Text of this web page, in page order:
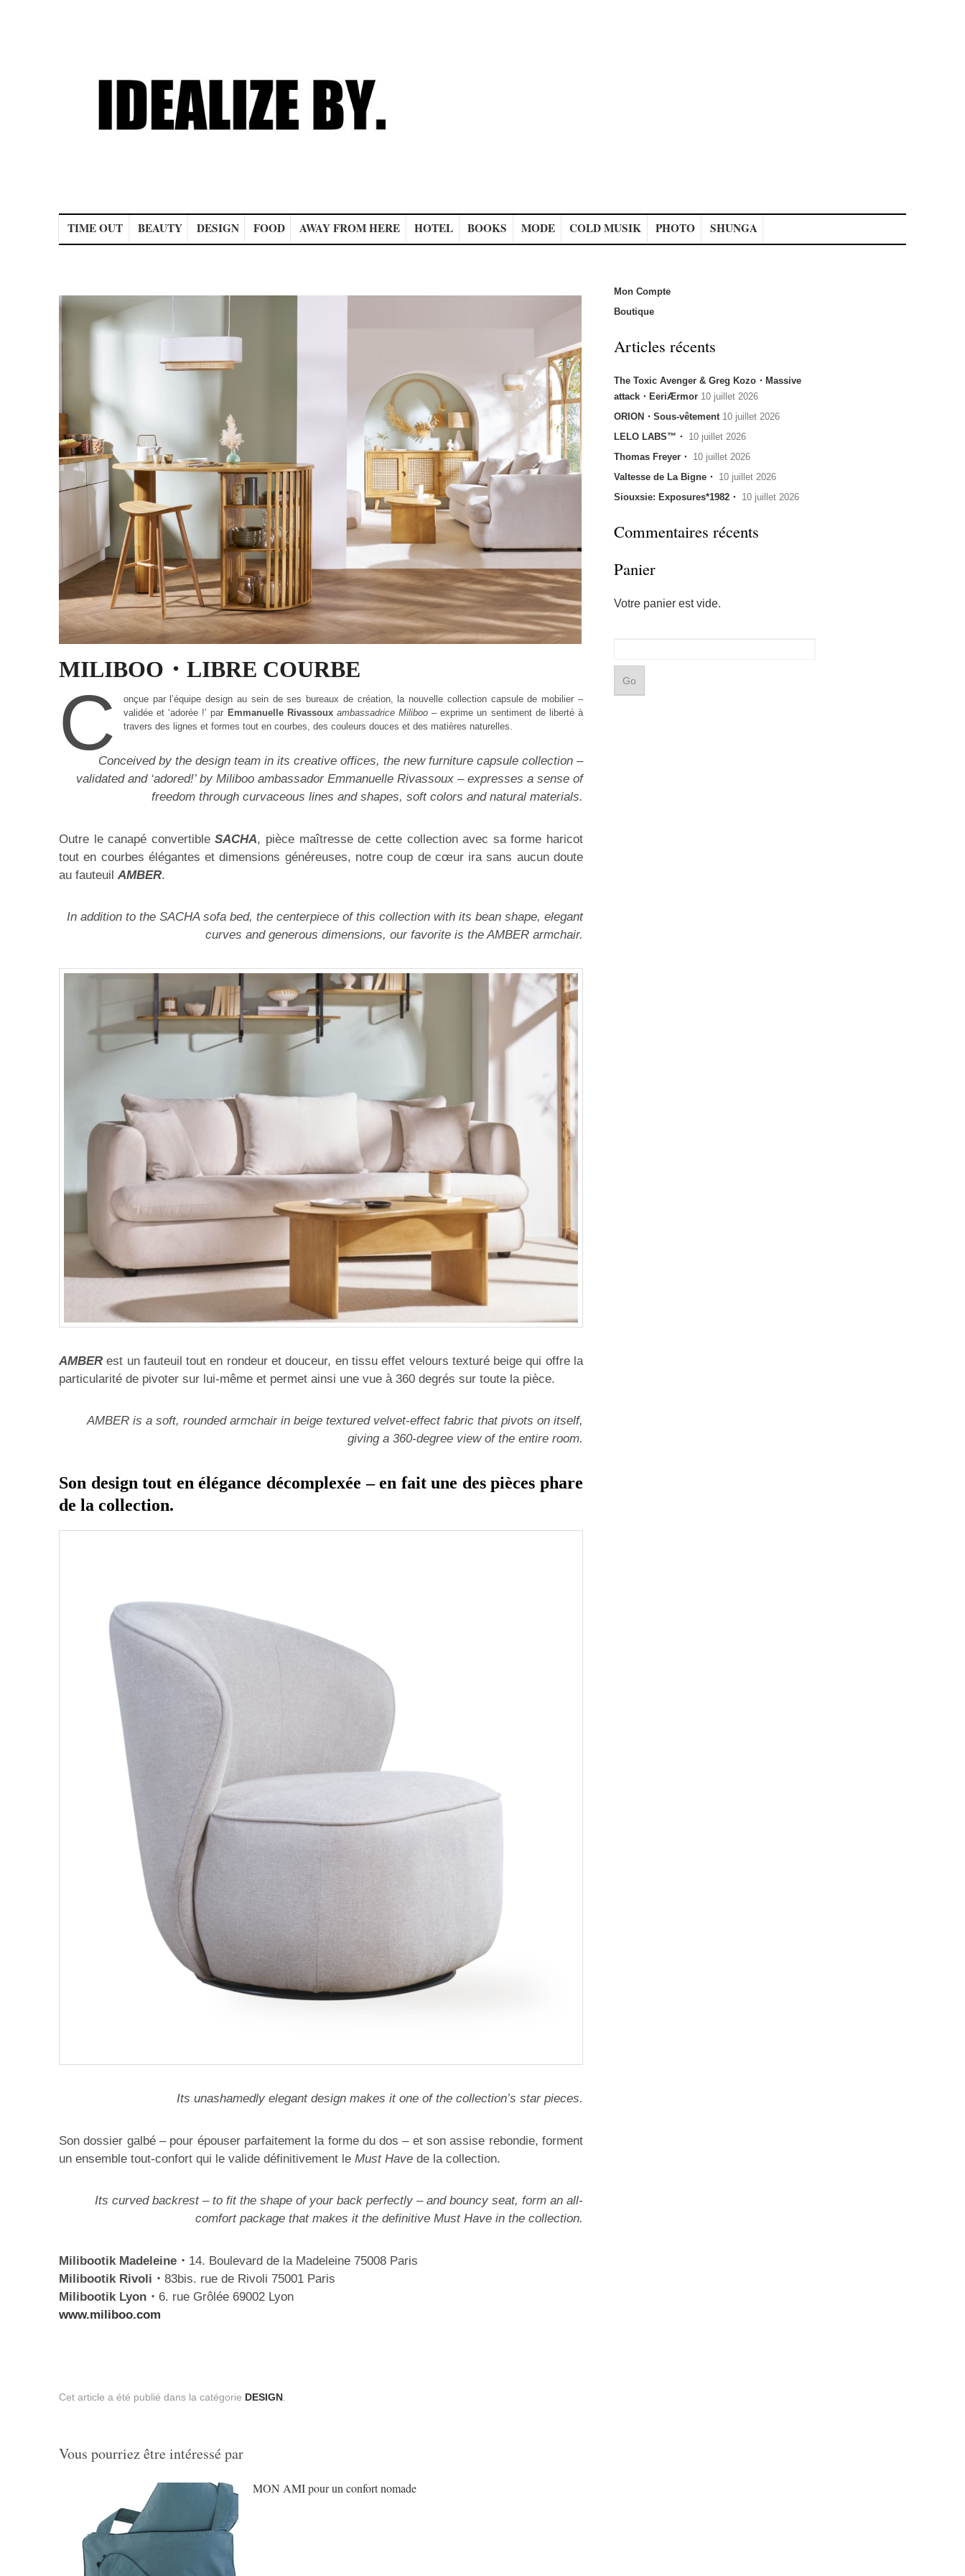
TIME OUT BEAUTY DESIGN FOOD AWAY FROM HERE HOTEL BOOKS MODE COLD MUSIK PHOTO SHUNGA
Post navigation
MILIBOO・LIBRE COURBE
C
onçue par l’équipe design au sein de ses bureaux de création, la nouvelle collection capsule de mobilier –
validée et ‘adorée !’ par Emmanuelle Rivassoux ambassadrice Miliboo – exprime un sentiment de liberté à
travers des lignes et formes tout en courbes, des couleurs douces et des matières naturelles.
Conceived by the design team in its creative offices, the new furniture capsule collection –
validated and ‘adored!’ by Miliboo ambassador Emmanuelle Rivassoux – expresses a sense of
freedom through curvaceous lines and shapes, soft colors and natural materials.
Outre le canapé convertibleSACHA, pièce maîtresse de cette collection avec sa forme haricot
tout en courbes élégantes et dimensions généreuses, notre coup de cœur ira sans aucun doute
au fauteuil AMBER.
In addition to the SACHA sofa bed, the centerpiece of this collection with its bean shape, elegant
curves and generous dimensions, our favorite is the AMBER armchair.
AMBER est un fauteuil tout en rondeur et douceur, en tissu effet velours texturé beige qui offre la
particularité de pivoter sur lui-même et permet ainsi une vue à 360 degrés sur toute la pièce.
AMBER is a soft, rounded armchair in beige textured velvet-effect fabric that pivots on itself,
giving a 360-degree view of the entire room.
Son design tout en élégance décomplexée – en fait une des pièces phare
de la collection.
Its unashamedly elegant design makes it one of the collection’s star pieces.
Son dossier galbé – pour épouser parfaitement la forme du dos – et son assise rebondie, forment
un ensemble tout-confort qui le valide définitivement le Must Have de la collection.
Its curved backrest – to fit the shape of your back perfectly – and bouncy seat, form an all-
comfort package that makes it the definitive Must Have in the collection.
Milibootik Madeleine・ 14. Boulevard de la Madeleine 75008 Paris
Milibootik Rivoli・ 83bis. rue de Rivoli 75001 Paris
Milibootik Lyon・ 6. rue Grôlée 69002 Lyon
www.miliboo.com
Cet article a été publié dans la catégorie DESIGN
Vous pourriez être intéressé par
MON AMI pour un confort nomade
Mon Compte
Boutique
Articles récents
The Toxic Avenger & Greg Kozo・Massive
attack・EeriÆrmor 10 juillet 2026
ORION・Sous-vêtement 10 juillet 2026
LELO LABS™・ 10 juillet 2026
Thomas Freyer・ 10 juillet 2026
Valtesse de La Bigne・ 10 juillet 2026
Siouxsie: Exposures*1982・ 10 juillet 2026
Commentaires récents
Panier
Votre panier est vide.